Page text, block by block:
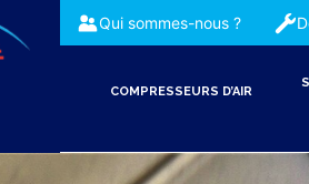
Qui sommes-nous ?
COMPRESSEURS D’AIR